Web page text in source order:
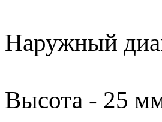
Наружный
Высота - 25